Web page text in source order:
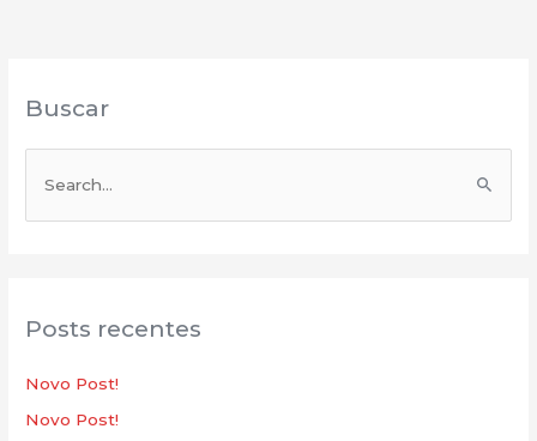
Buscar
e
u
s
a
Posts recentes
Novo Post!
Novo Post!